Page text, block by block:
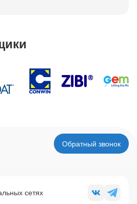
Обратный звонок
сетях